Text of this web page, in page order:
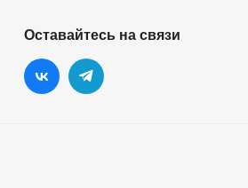
Оставайтесь на связи